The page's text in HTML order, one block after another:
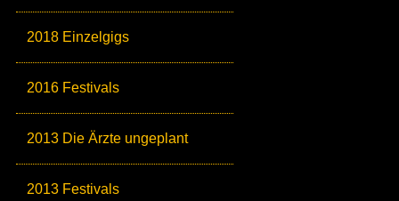
2018 Einzelgigs
2016 Festivals
2013 Die Ärzte ungeplant
2013 Festivals